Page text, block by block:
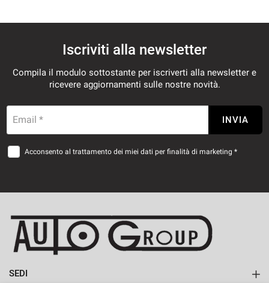
Iscriviti alla newsletter
Compila il modulo sottostante per iscriverti alla newsletter e
ricevere aggiornamenti sulle nostre novità.
Email * INVIA
Acconsento al trattamento dei miei dati per finalità di marketing *
SEDI